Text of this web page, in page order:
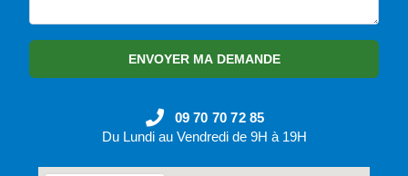
ENVOYER MA DEMANDE
09 70 70 72 85
Du Lundi au Vendredi de 9H à 19H